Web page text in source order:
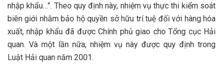
nhập khẩu…”. Theo quy định này, nhiệm vụ thực thi kiểm soát
biên giới nhằm bảo hộ quyền sở hữu trí tuệ đối với hàng hóa
xuất, nhập khẩu đã được Chính phủ giao cho Tổng cục Hải
quan. Và một lần nữa, nhiệm vụ này được quy định trong
Luật Hải quan năm 2001.